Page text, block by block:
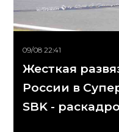
09/08 22:41
Жесткая
России в
SBK -